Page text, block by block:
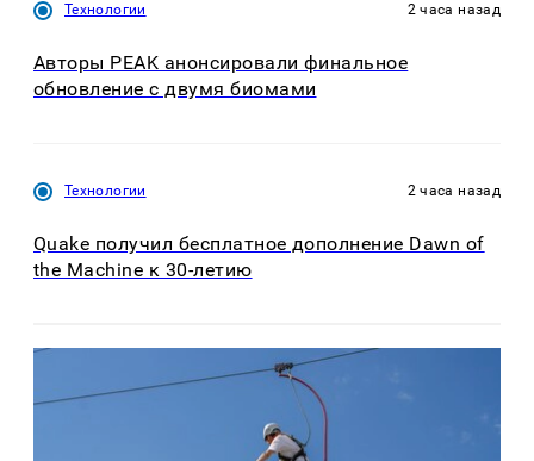
Технологии 2 часа назад
Авторы PEAK анонсировали финальное
обновление с двумя биомами
Технологии 2 часа назад
Quake получил бесплатное дополнение Dawn of
the Machine к 30-летию